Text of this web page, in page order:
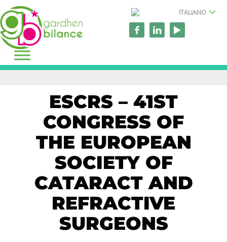
ITALIANO
ESCRS – 41ST
CONGRESS OF
THE EUROPEAN
SOCIETY OF
CATARACT AND
REFRACTIVE
SURGEONS